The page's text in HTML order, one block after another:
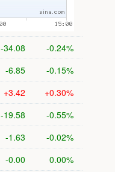
-34.08 -0.24%
-6.85 -0.15%
+3.42 +0.30%
-19.58 -0.55%
-1.63 -0.02%
-0.00 0.00%